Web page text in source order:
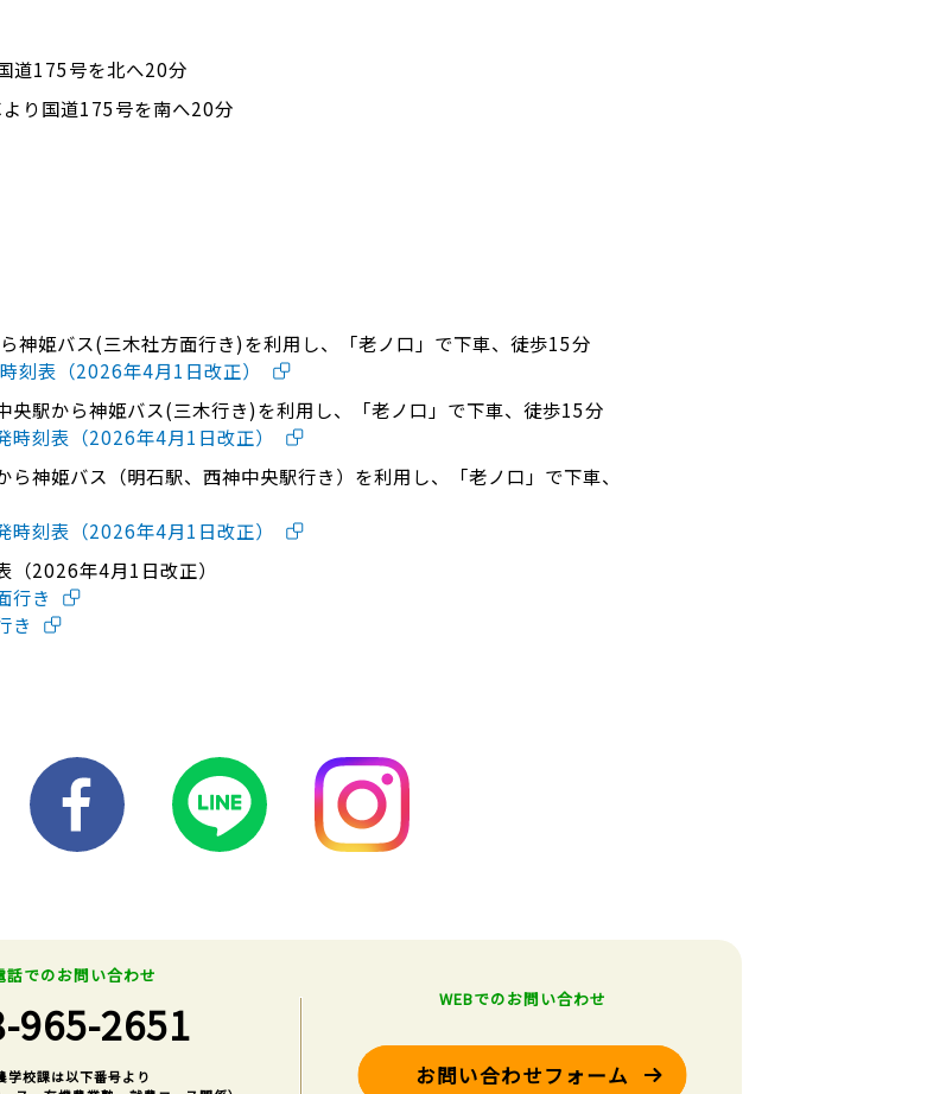
道175号を北へ20分
り国道175号を南へ20分
神姫バス(三木社方面行き)を利用し、「老ノ口」で下車、徒歩15分
刻表（2026年4月1日改正）
央駅から神姫バス(三木行き)を利用し、「老ノ口」で下車、徒歩15分
時刻表（2026年4月1日改正）
ら神姫バス（明石駅、西神中央駅行き）を利用し、「老ノ口」で下車、
時刻表（2026年4月1日改正）
（2026年4月1日改正）
行き
き
話でのお問い合わせ
965-2651
学校課は以下番号より
WEBでのお問い合わせ
お問い合わせフォーム